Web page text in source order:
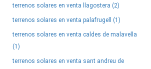
terrenos solares en venta llagostera (2)
terrenos solares en venta palafrugell (1)
terrenos solares en venta caldes de malavella
(1)
terrenos solares en venta sant andreu de